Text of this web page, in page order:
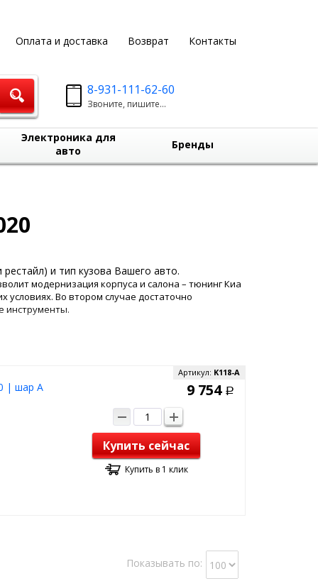
Оплата и доставка Возврат Контакты
8-931-111-62-60
Звоните, пишите...
Электроника для
авто
Бренды
и тип кузова Вашего авто.
модернизация корпуса и салона – тюнинг Киа
условиях. Во втором случае достаточно
инструменты.
| шар A
Артикул: K118-A
9 754 Р
Купить сейчас
Купить в 1 клик
Показывать по: